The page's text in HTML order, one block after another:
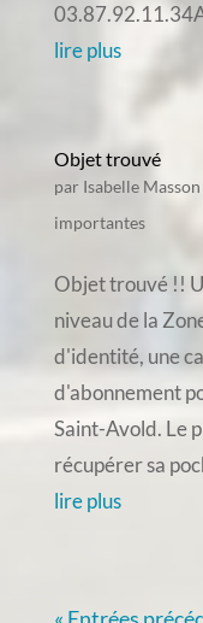
lire plus
Objet trouvé
par Isabelle Masson
importantes
Objet trouvé !!
niveau de la
d'identité, une
d'abonnement
Saint-Avold. Le
récupérer sa
lire plus